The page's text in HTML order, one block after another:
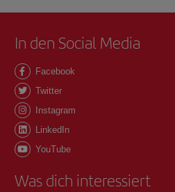
In den Social Media
Facebook
Twitter
Instagram
LinkedIn
YouTube
Was dich interessiert